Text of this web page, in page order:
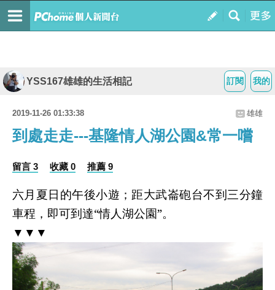
我的
訂閱
YSS167雄雄的生活相記
2019-11-26 01:33:38 雄雄
到處走走---基隆情人湖公園&常一嚐
留言 3 收藏 0 推薦 9
六月夏日的午後小遊；距大武崙砲台不到三分鐘
車程，即可到達“情人湖公園”。
▼▼▼